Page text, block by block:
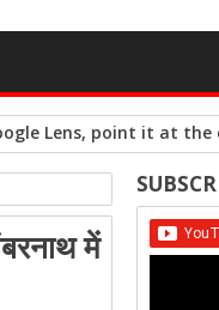
Lens, point it at
में